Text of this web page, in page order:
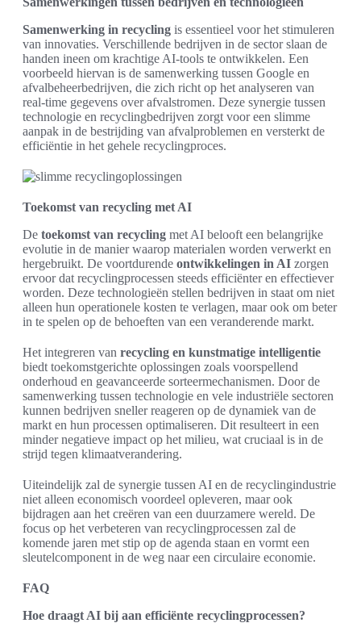
Samenwerking in recycling is essentieel voor het stimuleren
van innovaties. Verschillende bedrijven in de sector slaan de
handen ineen om krachtige AI-tools te ontwikkelen. Een
voorbeeld hiervan is de samenwerking tussen Google en
afvalbeheerbedrijven, die zich richt op het analyseren van
real-time gegevens over afvalstromen. Deze synergie tussen
technologie en recyclingbedrijven zorgt voor een slimme
aanpak in de bestrijding van afvalproblemen en versterkt de
efficiëntie in het gehele recyclingproces.
Toekomst van recycling met AI
De toekomst van recycling met AI belooft een belangrijke
evolutie in de manier waarop materialen worden verwerkt en
hergebruikt. De voortdurende ontwikkelingen in AI zorgen
ervoor dat recyclingprocessen steeds efficiënter en effectiever
worden. Deze technologieën stellen bedrijven in staat om niet
alleen hun operationele kosten te verlagen, maar ook om beter
in te spelen op de behoeften van een veranderende markt.
Het integreren van recycling en kunstmatige intelligentie
biedt toekomstgerichte oplossingen zoals voorspellend
onderhoud en geavanceerde sorteermechanismen. Door de
samenwerking tussen technologie en vele industriële sectoren
kunnen bedrijven sneller reageren op de dynamiek van de
markt en hun processen optimaliseren. Dit resulteert in een
minder negatieve impact op het milieu, wat cruciaal is in de
strijd tegen klimaatverandering.
Uiteindelijk zal de synergie tussen AI en de recyclingindustrie
niet alleen economisch voordeel opleveren, maar ook
bijdragen aan het creëren van een duurzamere wereld. De
focus op het verbeteren van recyclingprocessen zal de
komende jaren met stip op de agenda staan en vormt een
sleutelcomponent in de weg naar een circulaire economie.
FAQ
Hoe draagt AI bij aan efficiënte recyclingprocessen?